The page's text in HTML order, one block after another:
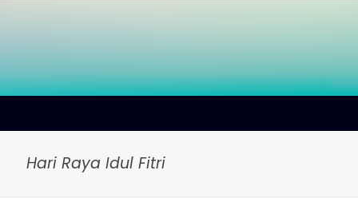
Hari Raya Idul Fitri